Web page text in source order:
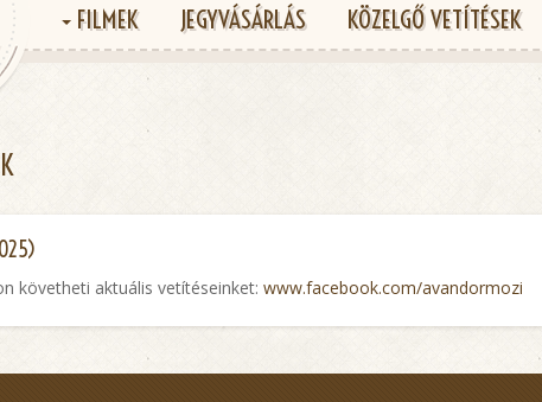
FILMEK JEGYVÁSÁRLÁS KÖZELGŐ VETÍTÉSEK
követheti aktuális vetítéseinket: www.facebook.com/avandormozi